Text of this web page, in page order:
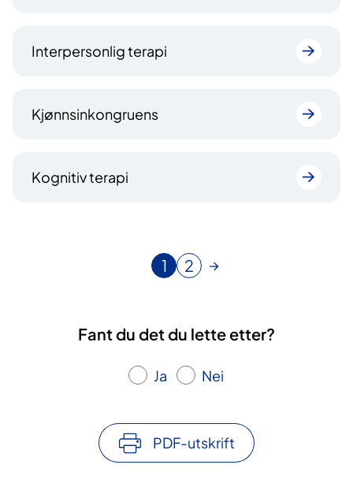
Interpersonlig terapi
Kjønnsinkongruens
Kognitiv terapi
N
æ
r
n
e
s
i
1
G
i
l
s
i
e
2
Fant du det du lette etter?
Ja Nei
PDF-utskrift